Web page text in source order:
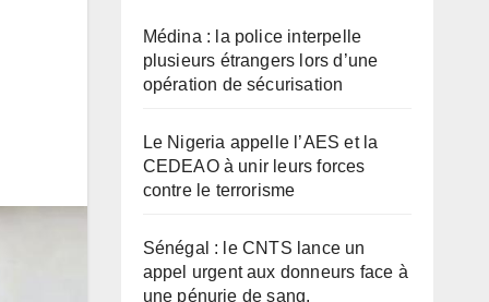
Médina : la police interpelle
plusieurs étrangers lors d’une
opération de sécurisation
Le Nigeria appelle l’AES et la
CEDEAO à unir leurs forces
contre le terrorisme
Sénégal : le CNTS lance un
appel urgent aux donneurs face à
une pénurie de sang.